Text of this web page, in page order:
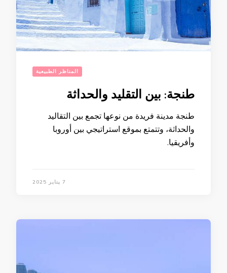
المناظر الطبيعية
طنجة: بين التقليد والحداثة
طنجة مدينة فريدة من نوعها تجمع بين التقاليد
والحداثة، وتتمتع بموقع استراتيجي بين أوروبا
وأفريقيا.
7 يناير 2025